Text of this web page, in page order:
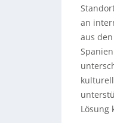
an
aus
Lösung